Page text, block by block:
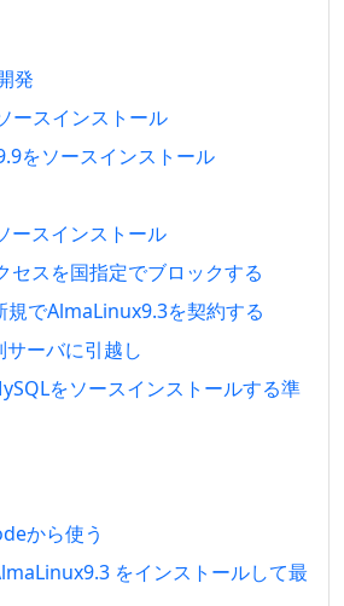
発
ースインストール
をソースインストール
ースインストール
セスを国指定でブロックする
規でAlmaLinux9.3を契約する
サーバに引越し
をソースインストールする準
から使う
をインストールして最